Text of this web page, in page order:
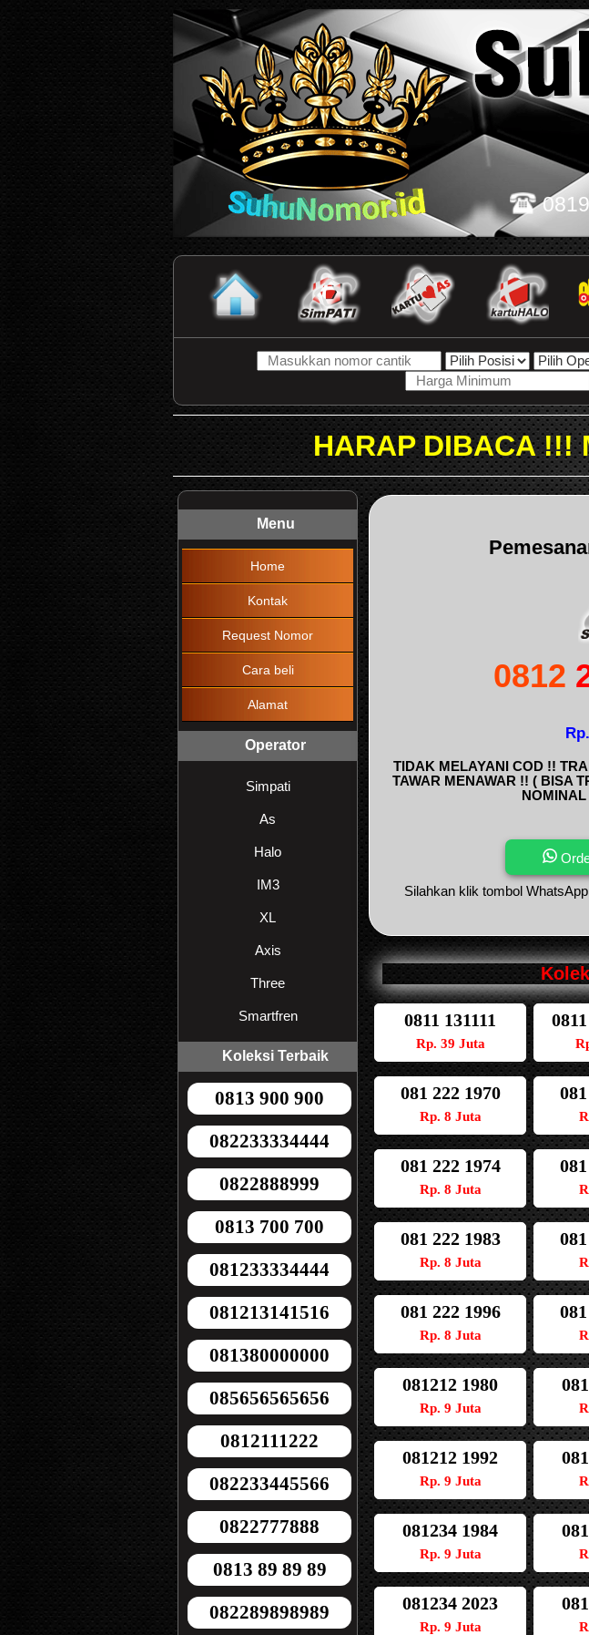
HARAP DIBACA !!! MASUKAN
Menu
Home
Kontak
Request Nomor
Cara beli
Alamat
Operator
Simpati
As
Halo
IM3
XL
Axis
Three
Smartfren
Koleksi Terbaik
0813 900 900
082233334444
0822888999
0813 700 700
081233334444
081213141516
081380000000
085656565656
0812111222
082233445566
0822777888
0813 89 89 89
082289898989
0812
TIDAK MELAYANI COD !!
TAWAR MENAWAR !! ( BISA
NOMINAL
Silahkan klik tombol
0811 131111
Rp. 39 Juta
081 222 1970
Rp. 8 Juta
081 222 1974
Rp. 8 Juta
081 222 1983
Rp. 8 Juta
081 222 1996
Rp. 8 Juta
081212 1980
Rp. 9 Juta
081212 1992
Rp. 9 Juta
081234 1984
Rp. 9 Juta
081234 2023
Rp. 9 Juta